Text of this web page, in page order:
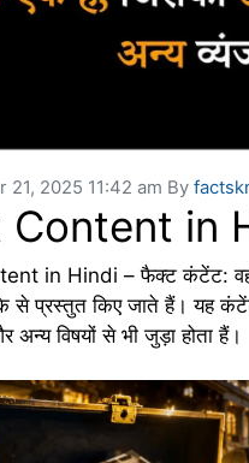
21, 2025 11:42 am By
Content in
in Hindi – फैक्ट कंटेंट: वह
से प्रस्तुत किए जाते हैं। यह
विषयों से भी जुड़ा होता हैं।